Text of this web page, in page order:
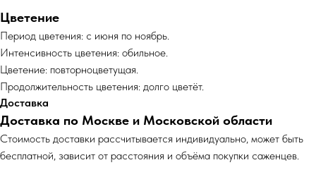
Цветение
Период цветения: с июня по ноябрь.
Интенсивность цветения: обильное.
Цветение: повторноцветущая.
Продолжительность цветения: долго цветёт.
Доставка
Доставка по Москве и Московской области
Cтоимость доставки рассчитывается индивидуально, может быть
бесплатной, зависит от расстояния и объёма покупки саженцев.